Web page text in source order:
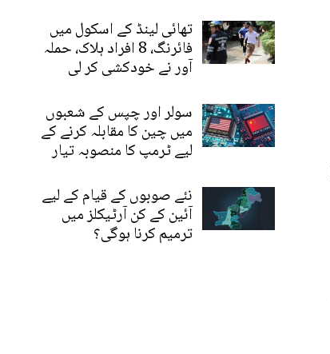
تھائی لینڈ کے اسکول میں
فائرنگ، 8 افراد ہلاک، حملہ
آور نے خودکشی کر لی
سولر اور چپس کے شعبوں
میں چین کا مقابلہ کرنے کے
لیے ٹرمپ کا منصوبہ تیار
نئے صوبوں کے قیام کے لیے
آئین کے کن آرٹیکلز میں
ترمیم کرنا ہوگی؟